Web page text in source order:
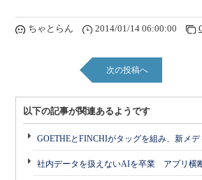
ちゃとらん 2014/01/14 06:00:00
次の投稿へ
以下の記事が関連あるようです
GOETHEとFINCHIがタッグを組み、新メ
社内データを扱えないAIを卒業 アプリ横